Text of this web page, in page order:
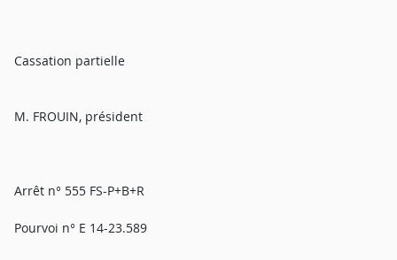
Cassation partielle
M. FROUIN, président
Arrêt n° 555 FS-P+B+R
Pourvoi n° E 14-23.589